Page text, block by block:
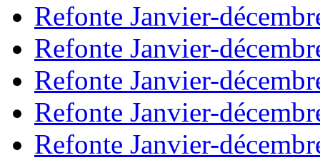
Refonte Janvier-
Refonte Janvier-
Refonte Janvier-
Refonte Janvier-
Refonte Janvier-